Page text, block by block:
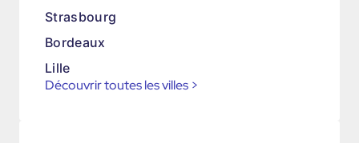
Strasbourg
Bordeaux
Lille
Découvrir toutes les villes >